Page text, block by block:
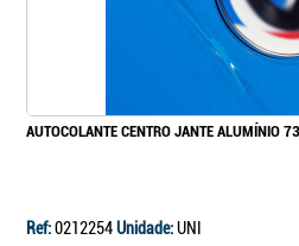
AUTOCOLANTE CENTRO JANTE ALUMÍNIO
Ref:0212254Unidade:UNI